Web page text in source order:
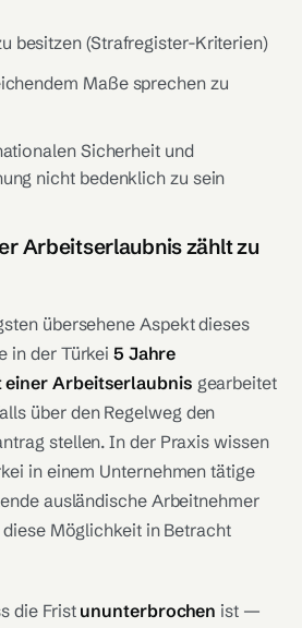
besitzen (Strafregister-Kriterien)
Maße sprechen zu
Sicherheit und
nicht bedenklich zu sein
Arbeitserlaubnis zählt zu
übersehene Aspekt dieses
in der Türkei5 Jahre
Arbeitserlaubnis gearbeitet
über den Regelweg den
stellen. In der Praxis wissen
in einem Unternehmen tätige
ausländische Arbeitnehmer
Möglichkeit in Betracht
die Frist ununterbrochen ist —